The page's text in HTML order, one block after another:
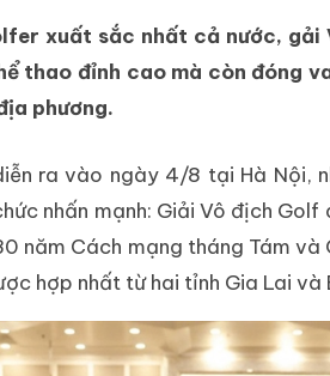
xuất sắc nhất cả nước,
thao đỉnh cao mà còn đóng
phương.
ra vào ngày 4/8 tại Hà Nội,
nhấn mạnh: Giải Vô địch
năm Cách mạng tháng Tám
hợp nhất từ hai tỉnh Gia Lai và